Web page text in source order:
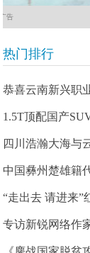
广告
热门排行
恭喜云南新兴职
1.5T顶配国产
四川浩瀚大海与
中国彝州楚雄籍
“走出去 请进来”
专访新锐网络作